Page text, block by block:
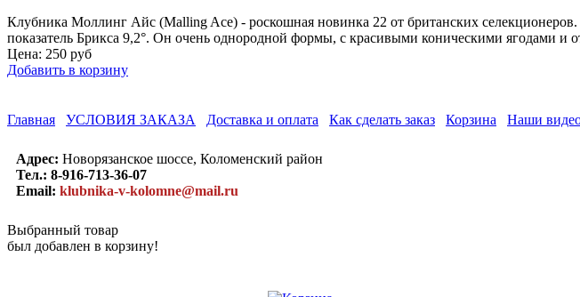
Клубника Моллинг Айс (Malling Ace) - роскошная новинка 22 от британских
показатель Брикса 9,2°. Он очень однородной формы, с красивыми коническими ягодами и
Цена: 250 руб
Добавить в корзину
Главная УСЛОВИЯ ЗАКАЗА Доставка и оплата Как сделать заказ Корзина Наши
Адрес: Новорязанское шоссе, Коломенский район
Тел.: 8-916-713-36-07
Email: klubnika-v-kolomne@mail.ru
Выбранный товар
был добавлен в корзину!